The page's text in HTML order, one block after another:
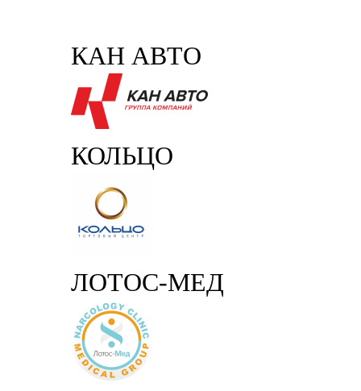
КАН АВТО
КОЛЬЦО
ЛОТОС-МЕД